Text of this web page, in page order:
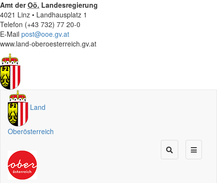
Amt derOö. Landesregierung
4021 Linz • Landhausplatz 1
Telefon (+43 732) 77 20-0
E-Mail post@ooe.gv.at
www.land-oberoesterreich.gv.at
Land
Oberösterreich